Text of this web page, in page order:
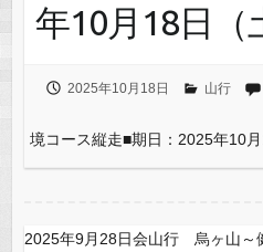
年10月18日（
2025年10月18日 山行
境コース縦走■期日：2025年10月
2025年9月28日会山行 烏ヶ山